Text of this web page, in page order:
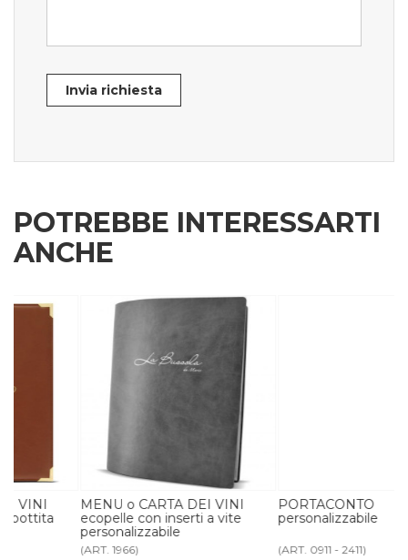
Invia richiesta
POTREBBE INTERESSARTI
ANCHE
MENU o CARTA DEI VINI
ecopelle con inserti a vite
personalizzabile
PORTACONTO
personalizzabile
(ART. 0911 - 2411)